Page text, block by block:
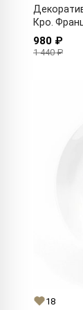
Кро.
980 ₽
1 440 ₽
18